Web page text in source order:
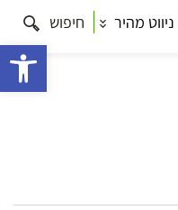
ניווט מהיר חיפוש